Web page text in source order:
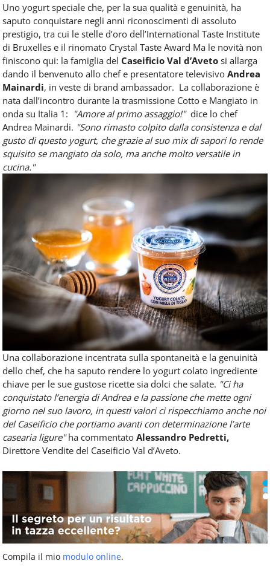
Uno yogurt speciale che, per la sua qualità e genuinità, ha
saputo conquistare negli anni riconoscimenti di assoluto
prestigio, tra cui le stelle d’oro dell’International Taste Institute
di Bruxelles e il rinomato Crystal Taste Award Ma le novità non
finiscono qui: la famiglia del Caseificio Val d’Aveto si allarga
dando il benvenuto allo chef e presentatore televisivo Andrea
Mainardi, in veste di brand ambassador. La collaborazione è
nata dall’incontro durante la trasmissione Cotto e Mangiato in
onda su Italia 1: "Amore al primo assaggio!" dice lo chef
Andrea Mainardi. "Sono rimasto colpito dalla consistenza e dal
gusto di questo yogurt, che grazie al suo mix di sapori lo rende
squisito se mangiato da solo, ma anche molto versatile in
cucina. "
Una collaborazione incentrata sulla spontaneità e la genuinità
dello chef, che ha saputo rendere lo yogurt colato ingrediente
chiave per le sue gustose ricette sia dolci che salate. "Ci ha
conquistato l’energia di Andrea e la passione che mette ogni
giorno nel suo lavoro, in questi valori ci rispecchiamo anche noi
del Caseificio che portiamo avanti con determinazione l’arte
casearia ligure" ha commentato Alessandro Pedretti,
Direttore Vendite del Caseificio Val d’Aveto.
Compila il mio modulo online.